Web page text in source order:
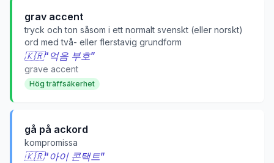
grav accent
tryck och ton såsom i ett normalt svenskt (eller norskt)
ord med två- eller flerstavig grundform
🇰🇷“ 억음 부호”
grave accent
Hög träffsäkerhet
gå på ackord
kompromissa
🇰🇷“아이 콘택트”